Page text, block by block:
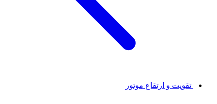
تقویت و ارتقاع موتور